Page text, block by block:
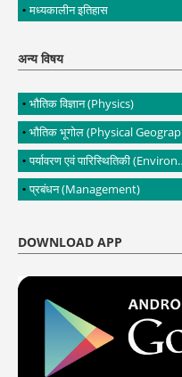
मध्यकालीन इतिहास
अन्य विषय
भौतिक विज्ञान (Physics)
भौतिक भूगोल (Physical Geography)
पर्यावरण एवं पारिस्थितिकी (Environment and Ecology)
प्रबंधन (Management)
DOWNLOAD APP